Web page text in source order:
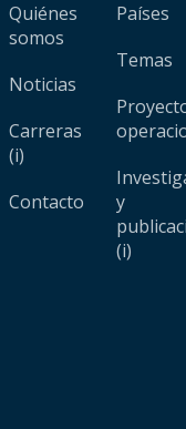
Quiénes
somos
Noticias
Carreras
(i)
Contacto
Países
Temas
y
(i)